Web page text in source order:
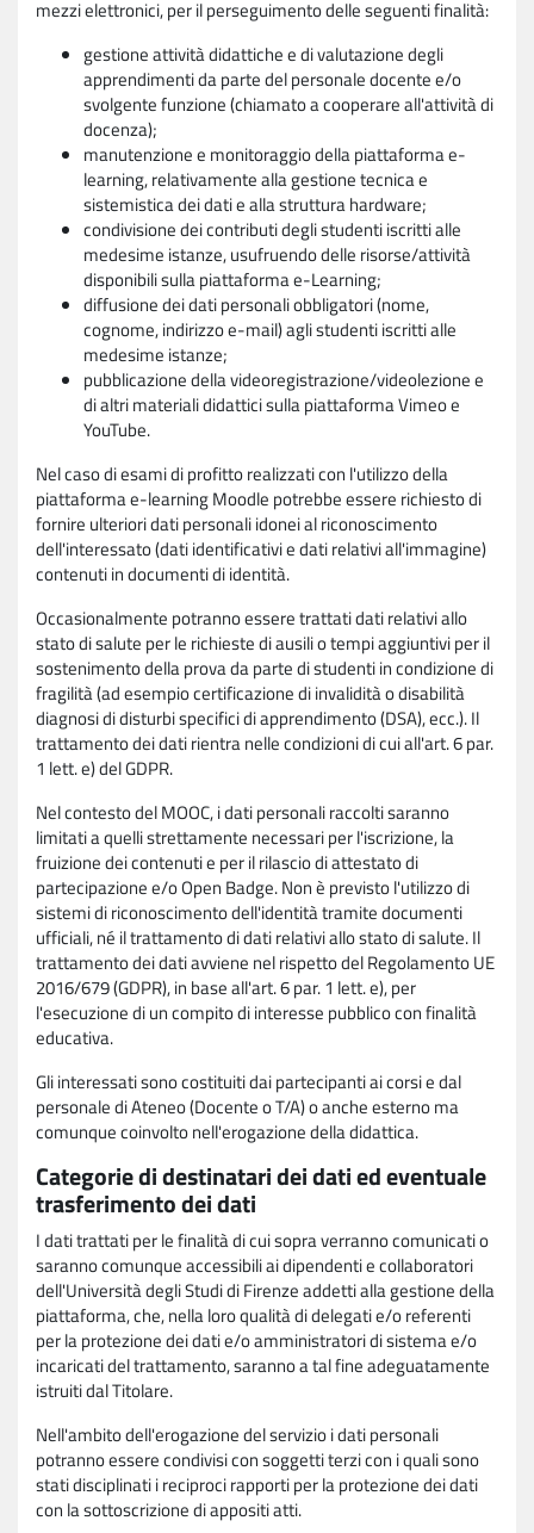
mezzi elettronici, per il perseguimento delle seguenti finalità:
gestione attività didattiche e di valutazione degli
apprendimenti da parte del personale docente e/o
svolgente funzione (chiamato a cooperare all'attività di
docenza);
manutenzione e monitoraggio della piattaforma e-
learning, relativamente alla gestione tecnica e
sistemistica dei dati e alla struttura hardware;
condivisione dei contributi degli studenti iscritti alle
medesime istanze, usufruendo delle risorse/attività
disponibili sulla piattaforma e-Learning;
diffusione dei dati personali obbligatori (nome,
cognome, indirizzo e-mail) agli studenti iscritti alle
medesime istanze;
pubblicazione della videoregistrazione/videolezione e
di altri materiali didattici sulla piattaforma Vimeo e
YouTube.
Nel caso di esami di profitto realizzati con l'utilizzo della
piattaforma e-learning Moodle potrebbe essere richiesto di
fornire ulteriori dati personali idonei al riconoscimento
dell'interessato (dati identificativi e dati relativi all'immagine)
contenuti in documenti di identità.
Occasionalmente potranno essere trattati dati relativi allo
stato di salute per le richieste di ausili o tempi aggiuntivi per il
sostenimento della prova da parte di studenti in condizione di
fragilità (ad esempio certificazione di invalidità o disabilità
diagnosi di disturbi specifici di apprendimento (DSA), ecc.). Il
trattamento dei dati rientra nelle condizioni di cui all'art. 6 par.
1 lett. e) del GDPR.
Nel contesto del MOOC, i dati personali raccolti saranno
limitati a quelli strettamente necessari per l'iscrizione, la
fruizione dei contenuti e per il rilascio di attestato di
partecipazione e/o Open Badge. Non è previsto l'utilizzo di
sistemi di riconoscimento dell'identità tramite documenti
ufficiali, né il trattamento di dati relativi allo stato di salute. Il
trattamento dei dati avviene nel rispetto del Regolamento UE
2016/679 (GDPR), in base all'art. 6 par. 1 lett. e), per
l'esecuzione di un compito di interesse pubblico con finalità
educativa.
Gli interessati sono costituiti dai partecipanti ai corsi e dal
personale di Ateneo (Docente o T/A) o anche esterno ma
comunque coinvolto nell'erogazione della didattica.
Categorie di destinatari dei dati ed eventuale
trasferimento dei dati
I dati trattati per le finalità di cui sopra verranno comunicati o
saranno comunque accessibili ai dipendenti e collaboratori
dell'Università degli Studi di Firenze addetti alla gestione della
piattaforma, che, nella loro qualità di delegati e/o referenti
per la protezione dei dati e/o amministratori di sistema e/o
incaricati del trattamento, saranno a tal fine adeguatamente
istruiti dal Titolare.
Nell'ambito dell'erogazione del servizio i dati personali
potranno essere condivisi con soggetti terzi con i quali sono
stati disciplinati i reciproci rapporti per la protezione dei dati
con la sottoscrizione di appositi atti.